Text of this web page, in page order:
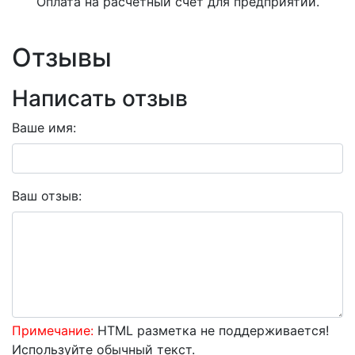
Отзывы
Написать отзыв
Ваше имя:
Ваш отзыв:
Примечание: HTML разметка не поддерживается!
Используйте обычный текст.